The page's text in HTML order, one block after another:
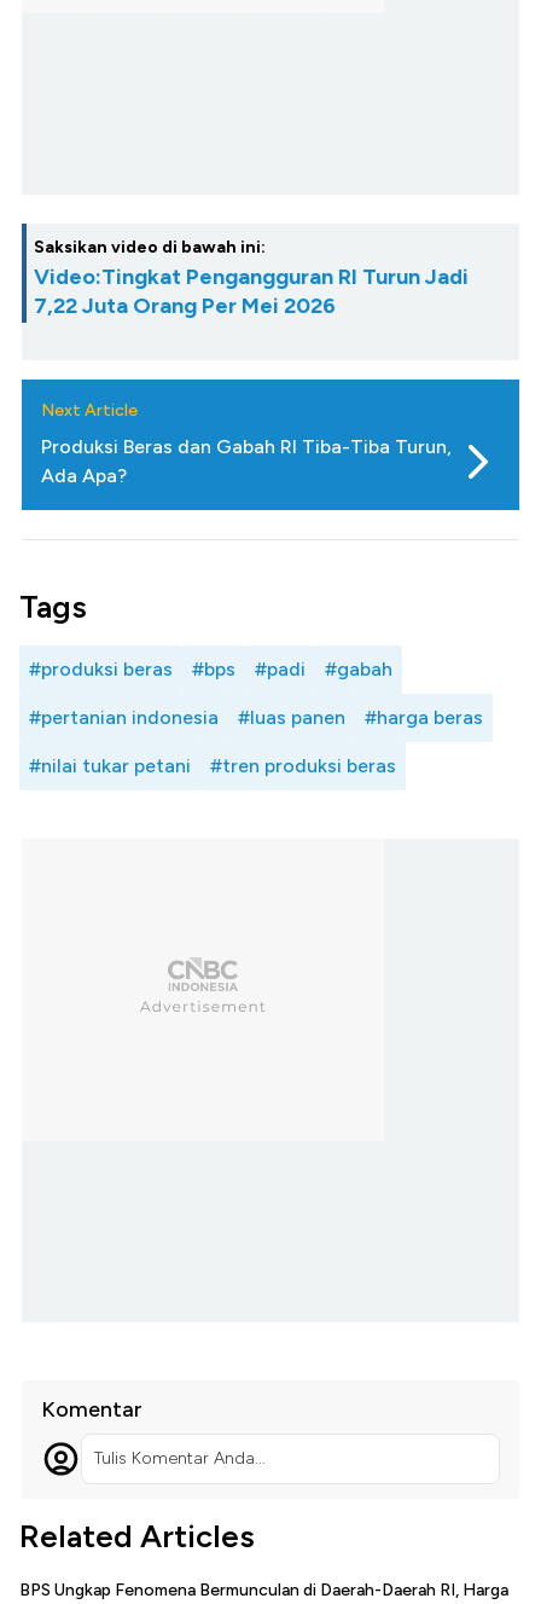
Saksikan video di bawah ini:
Video:Tingkat Pengangguran RI Turun Jadi
7,22 Juta Orang Per Mei 2026
Next Article
Produksi Beras dan Gabah RI Tiba-Tiba Turun,
Ada Apa?
Tags
#produksi beras #bps #padi #gabah
#pertanian indonesia #luas panen #harga beras
#nilai tukar petani #tren produksi beras
Komentar
Tulis Komentar Anda...
Related Articles
BPS Ungkap Fenomena Bermunculan di Daerah-Daerah RI, Harga